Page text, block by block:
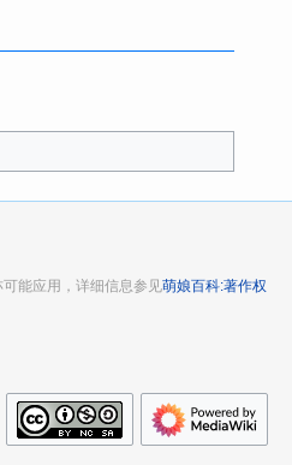
能应用，详细信息参见萌娘百科:著作权